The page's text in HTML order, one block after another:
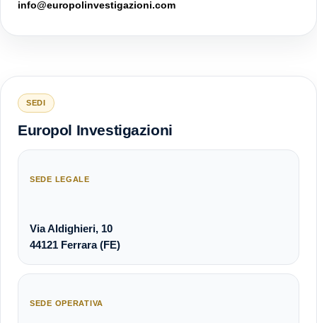
info@europolinvestigazioni.com
SEDI
Europol Investigazioni
SEDE LEGALE
Via Aldighieri, 10
44121 Ferrara (FE)
SEDE OPERATIVA